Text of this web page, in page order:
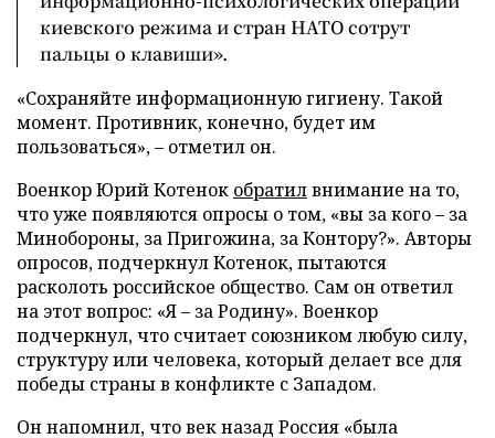
киевского режима и стран НАТО сотрут
пальцы о клавиши».
«Сохраняйте информационную гигиену. Такой
момент. Противник, конечно, будет им
пользоваться», – отметил он.
Военкор Юрий Котенок обратилвнимание на то,
что уже появляются опросы о том, «вы за кого – за
Минобороны, за Пригожина, за Контору?». Авторы
опросов, подчеркнул Котенок, пытаются
расколоть российское общество. Сам он ответил
на этот вопрос: «Я – за Родину». Военкор
подчеркнул, что считает союзником любую силу,
структуру или человека, который делает все для
победы страны в конфликте с Западом.
Он напомнил, что век назад Россия «была